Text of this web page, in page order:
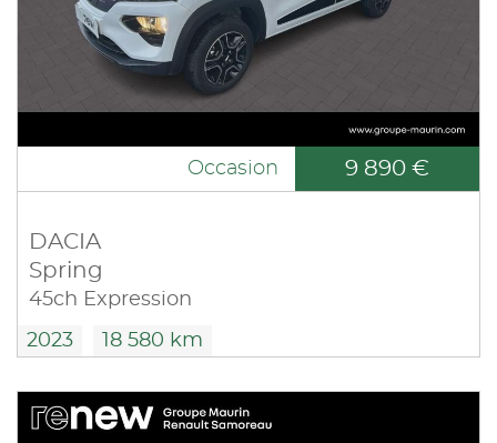
Occasion 9 890 €
DACIA
Spring
45ch Expression
2023 18 580 km